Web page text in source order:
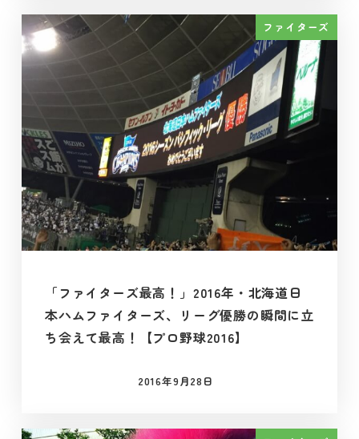
ファイターズ
「ファイターズ最高！」2016年・北海道日
本ハムファイターズ、リーグ優勝の瞬間に立
ち会えて最高！【プロ野球2016】
投稿日
2016年9月28日